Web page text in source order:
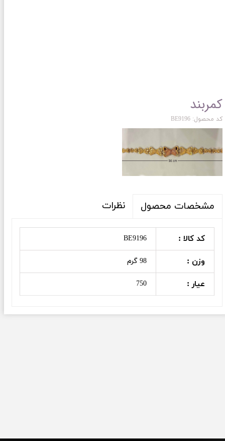
کمربند
کد محصول: BE9196
مشخصات محصول نظرات
کد کالا : BE9196
وزن : 98 گرم
عیار : 750